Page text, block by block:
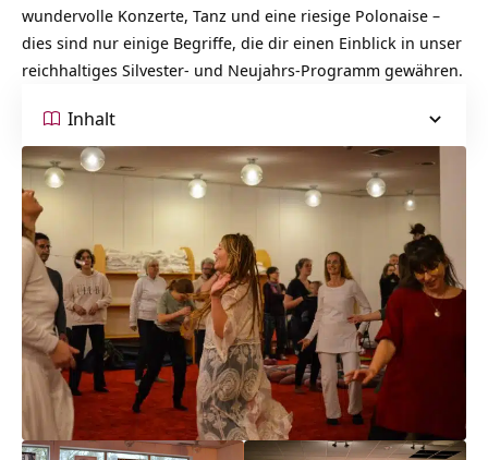
wundervolle Konzerte, Tanz und eine riesige Polonaise –
dies sind nur einige Begriffe, die dir einen Einblick in unser
reichhaltiges Silvester- und Neujahrs-Programm gewähren.
Inhalt